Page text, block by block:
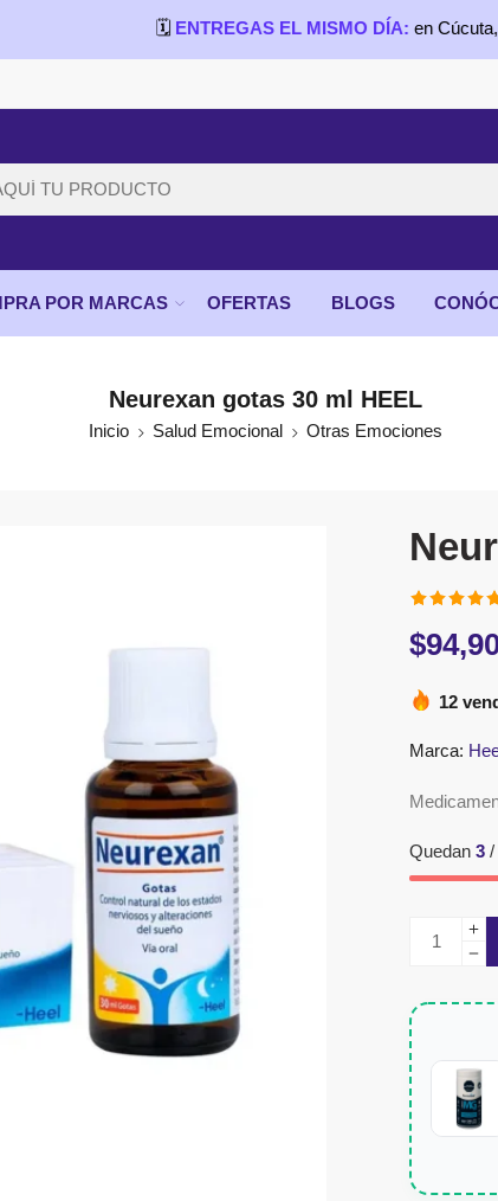
ENTREGAS EL MISMO DÍA:en Cúcuta, Los
POR MARCAS OFERTAS BLOGS
Neurexan gotas 30 ml HEEL
Inicio Salud Emocional Otras Emociones
Valorado
5.00sobre
1
puntuación
$
12
Marca:
Quedan 3 /